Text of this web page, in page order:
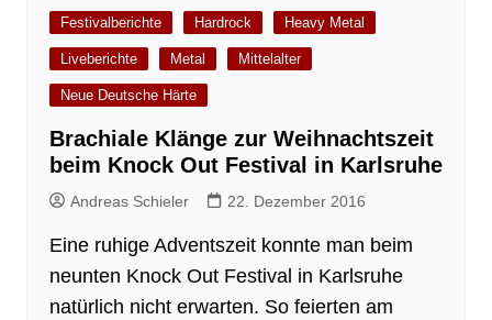
Festivalberichte Hardrock Heavy Metal
Liveberichte Metal Mittelalter
Neue Deutsche Härte
Brachiale Klänge zur Weihnachtszeit
beim Knock Out Festival in Karlsruhe
Andreas Schieler 22. Dezember 2016
Eine ruhige Adventszeit konnte man beim
neunten Knock Out Festival in Karlsruhe
natürlich nicht erwarten. So feierten am